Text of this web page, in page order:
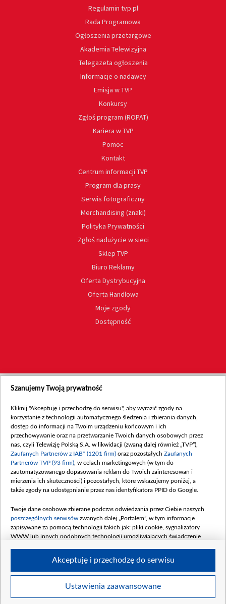
Regulamin tvp.pl
Rada Programowa
Ogłoszenia przetargowe
Akademia Telewizyjna
Telegazeta ogłoszenia
Informacje o nadawcy
Emisja w TVP
Konkursy
Zgłoś program (ROPAT)
Kariera w TVP
Pomoc
Kontakt
Centrum informacji TVP
Program dla prasy
Serwis fotograficzny
Merchandising (znaki)
Polityka Prywatności
Zgłoś nadużycie w sieci
Sklep TVP
Biuro Reklamy
Oferta Dystrybucyjna
Oferta Handlowa
Moje zgody
Dostępność
©2026 Telewizja Polska S. A. w likwidacji
Szanujemy Twoją prywatność
Kliknij "Akceptuję i przechodzę do serwisu", aby wyrazić zgody na
korzystanie z technologii automatycznego śledzenia i zbierania danych,
dostęp do informacji na Twoim urządzeniu końcowym i ich
przechowywanie oraz na przetwarzanie Twoich danych osobowych przez
nas, czyli Telewizję Polską S.A. w likwidacji (zwaną dalej również „TVP”),
Zaufanych Partnerów z IAB* (1201 firm) oraz pozostałych Zaufanych
Partnerów TVP (93 firm) , w celach marketingowych (w tym do
zautomatyzowanego dopasowania reklam do Twoich zainteresowań i
mierzenia ich skuteczności) i pozostałych, które wskazujemy poniżej, a
także zgody na udostępnianie przez nas identyfikatora PPID do Google.
Twoje dane osobowe zbierane podczas odwiedzania przez Ciebie naszych
poszczególnych serwisów zwanych dalej „Portalem”, w tym informacje
zapisywane za pomocą technologii takich jak: pliki cookie, sygnalizatory
WWW lub innych podobnych technologii umożliwiających świadczenie
Twoje dane osobowe zbierane podczas odwiedzania przez Ciebie
Ustawienia zaawansowane
Akceptuję i przechodzę do serwisu